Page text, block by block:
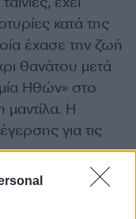
κατά της
έχασε την ζωή
θανάτου μετά
Ηθών» στο
μαντίλα. Η
για τις